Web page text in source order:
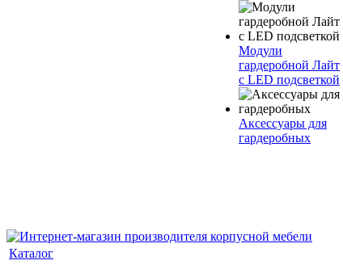
Модули
гардеробной Лайт
с LED подсветкой
Аксессуары для
гардеробных
Каталог